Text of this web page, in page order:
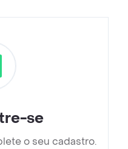
se
o seu cadastro.